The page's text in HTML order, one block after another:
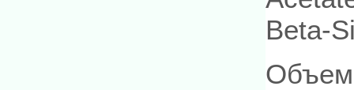
Beta-